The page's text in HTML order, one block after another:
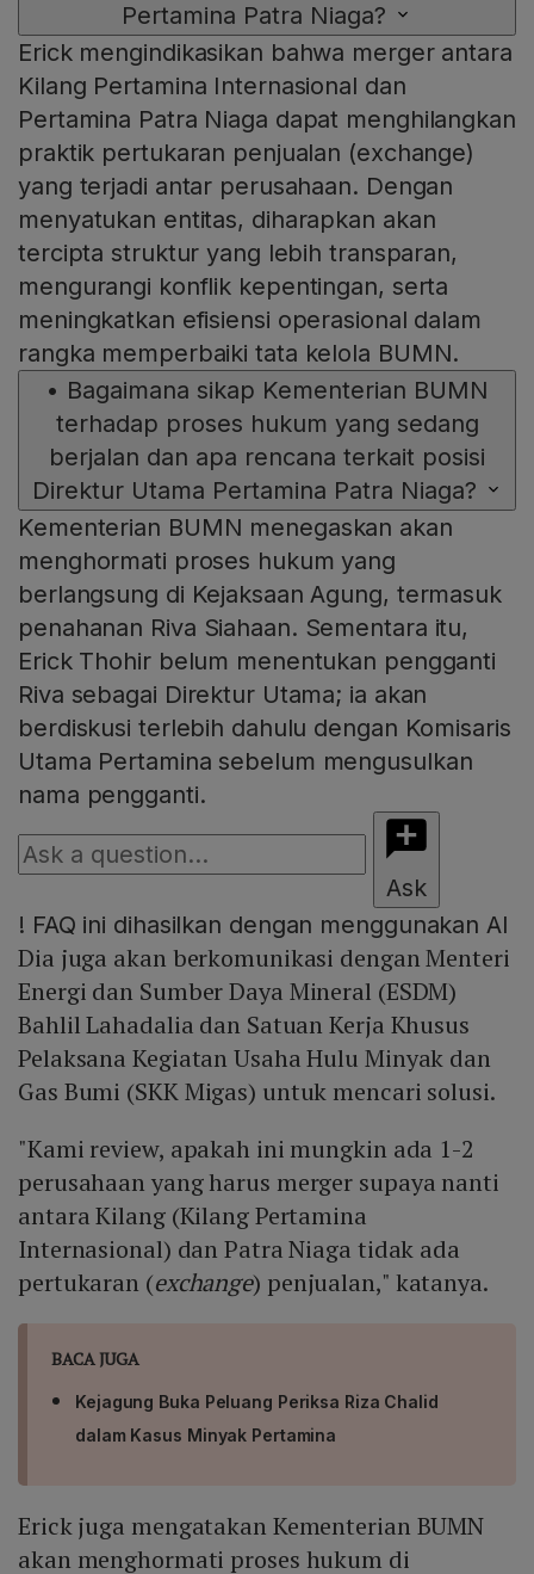
Pertamina Patra Niaga?
Erick mengindikasikan bahwa merger antara
Kilang Pertamina Internasional dan
Pertamina Patra Niaga dapat menghilangkan
praktik pertukaran penjualan (exchange)
yang terjadi antar perusahaan. Dengan
menyatukan entitas, diharapkan akan
tercipta struktur yang lebih transparan,
mengurangi konflik kepentingan, serta
meningkatkan efisiensi operasional dalam
rangka memperbaiki tata kelola BUMN.
• Bagaimana sikap Kementerian BUMN
terhadap proses hukum yang sedang
berjalan dan apa rencana terkait posisi
Direktur Utama Pertamina Patra Niaga?
Kementerian BUMN menegaskan akan
menghormati proses hukum yang
berlangsung di Kejaksaan Agung, termasuk
penahanan Riva Siahaan. Sementara itu,
Erick Thohir belum menentukan pengganti
Riva sebagai Direktur Utama; ia akan
berdiskusi terlebih dahulu dengan Komisaris
Utama Pertamina sebelum mengusulkan
nama pengganti.
Ask
! FAQ ini dihasilkan dengan menggunakan AI
Dia juga akan berkomunikasi dengan Menteri
Energi dan Sumber Daya Mineral (ESDM)
Bahlil Lahadalia dan Satuan Kerja Khusus
Pelaksana Kegiatan Usaha Hulu Minyak dan
Gas Bumi (SKK Migas) untuk mencari solusi.
"Kami review, apakah ini mungkin ada 1-2
perusahaan yang harus merger supaya nanti
antara Kilang (Kilang Pertamina
Internasional) dan Patra Niaga tidak ada
pertukaran (exchange) penjualan," katanya.
BACA JUGA
Kejagung Buka Peluang Periksa Riza Chalid
dalam Kasus Minyak Pertamina
Erick juga mengatakan Kementerian BUMN
akan menghormati proses hukum di